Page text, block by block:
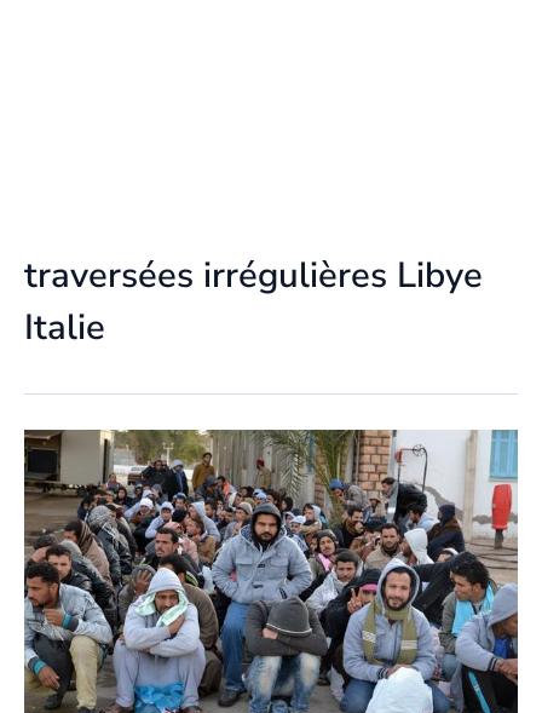
traversées irrégulières Libye
Italie